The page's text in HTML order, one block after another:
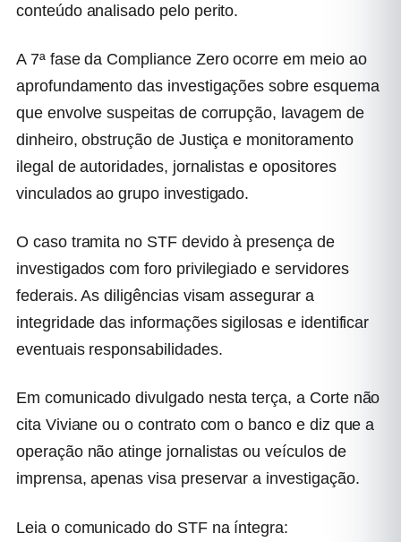
conteúdo analisado pelo perito.
A 7ª fase da Compliance Zero ocorre em meio ao
aprofundamento das investigações sobre esquema
que envolve suspeitas de corrupção, lavagem de
dinheiro, obstrução de Justiça e monitoramento
ilegal de autoridades, jornalistas e opositores
vinculados ao grupo investigado.
O caso tramita no STF devido à presença de
investigados com foro privilegiado e servidores
federais. As diligências visam assegurar a
integridade das informações sigilosas e identificar
eventuais responsabilidades.
Em comunicado divulgado nesta terça, a Corte não
cita Viviane ou o contrato com o banco e diz que a
operação não atinge jornalistas ou veículos de
imprensa, apenas visa preservar a investigação.
Leia o comunicado do STF na íntegra: